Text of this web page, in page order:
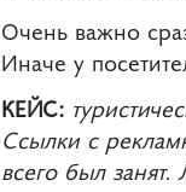
Очень важно
Иначе у
КЕЙС:
Ссылки с
всего был